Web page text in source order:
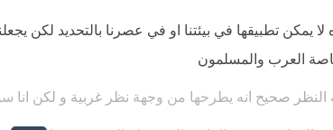
لا يمكن تطبيقها في بيئتنا او في عصرنا بالتحديد لكن
العرب والمسلمون
صحيح انه يطرحها من وجهة نظر غربية و لكن